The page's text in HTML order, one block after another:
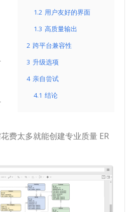
1.2 用户友好的界面
1.3 高质量输出
2 跨平台兼容性
3 升级选项
4 亲自尝试
4.1 结论
费太多就能创建专业质量 ER